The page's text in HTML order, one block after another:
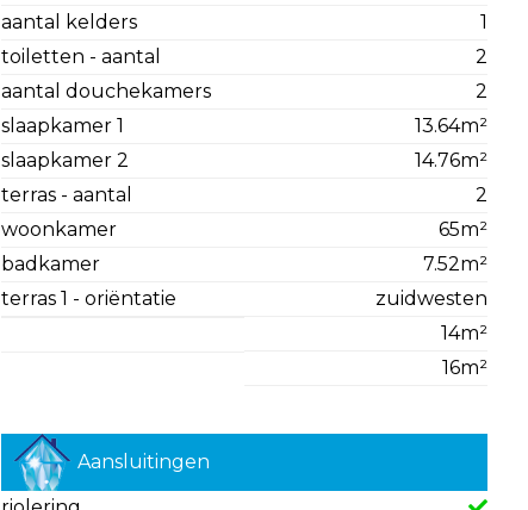
aantal kelders
1
toiletten - aantal
2
aantal douchekamers
2
slaapkamer 1
13.64m²
slaapkamer 2
14.76m²
terras - aantal
2
woonkamer
65m²
badkamer
7.52m²
terras 1 - oriëntatie
zuidwesten
14m²
16m²
Aansluitingen